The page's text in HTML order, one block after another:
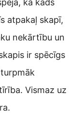
ka kāds
atpakaļ skapī,
nekārtību un
ir spēcīgs
Vismaz uz